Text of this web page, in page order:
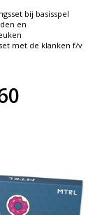
bij basisspel
en
met de klanken f/v